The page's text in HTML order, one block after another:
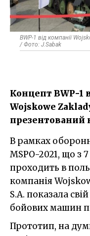
BWP-1 від компанії
/ Фото: J.Sabak
Концепт BWP-1
Wojskowe
презентований
В рамках оборонно-промислової виставки
MSPO-2021, що з
проходить в
компанія
S.A. показала
бойових машин
Прототип, на